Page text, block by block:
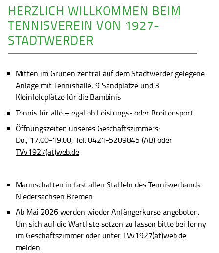
HERZLICH WILLKOMMEN BEIM
TENNISVEREIN VON 1927-
STADTWERDER
Mitten im Grünen zentral auf dem Stadtwerder gelegene
Anlage mit Tennishalle, 9 Sandplätze und 3
Kleinfeldplätze für die Bambinis
Tennis für alle – egal ob Leistungs- oder Breitensport
Öffnungszeiten unseres Geschäftszimmers:
Do., 17:00-19:00, Tel. 0421-5209845 (AB) oder
TVv1927(at)web.de
Mannschaften in fast allen Staffeln des Tennisverbands
Niedersachsen Bremen
Ab Mai 2026 werden wieder Anfängerkurse angeboten.
Um sich auf die Wartliste setzen zu lassen bitte bei Jenny
im Geschäftszimmer oder unter TVv1927(at)web.de
melden